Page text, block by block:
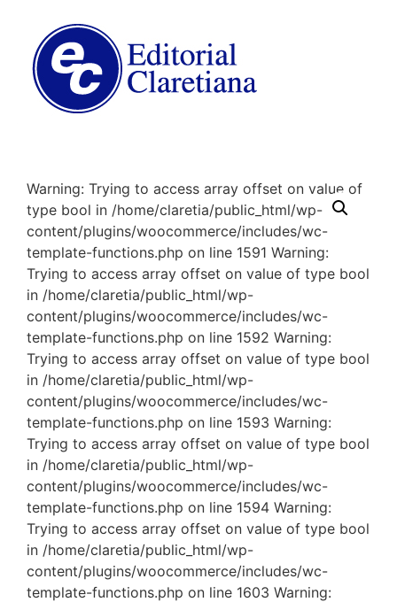
Warning: Trying to access array offset on value of
type bool in /home/claretia/public_html/wp-
content/plugins/woocommerce/includes/wc-
template-functions.php on line 1591 Warning:
Trying to access array offset on value of type bool
in /home/claretia/public_html/wp-
content/plugins/woocommerce/includes/wc-
template-functions.php on line 1592 Warning:
Trying to access array offset on value of type bool
in /home/claretia/public_html/wp-
content/plugins/woocommerce/includes/wc-
template-functions.php on line 1593 Warning:
Trying to access array offset on value of type bool
in /home/claretia/public_html/wp-
content/plugins/woocommerce/includes/wc-
template-functions.php on line 1594 Warning:
Trying to access array offset on value of type bool
in /home/claretia/public_html/wp-
content/plugins/woocommerce/includes/wc-
template-functions.php on line 1603 Warning: